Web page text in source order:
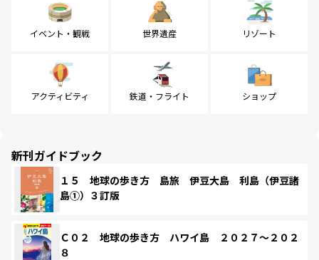
イベント・観戦 世界遺産 リゾート
アクティビティ 鉄道・フライト ショップ
新刊ガイドブック
１５ 地球の歩き方 島旅 伊豆大島 利島（伊豆諸
島①）３訂版
Ｃ０２ 地球の歩き方 ハワイ島 ２０２７～２０２
８